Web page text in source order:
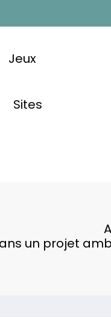
Jeux
Sites
un projet